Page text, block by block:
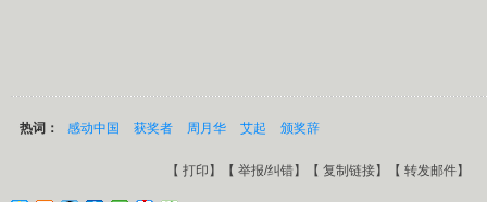
热词： 感动中国 获奖者 周月华 艾起 颁奖辞
【 打印 】【 举报/纠错】【 复制链接】【 转发邮件】